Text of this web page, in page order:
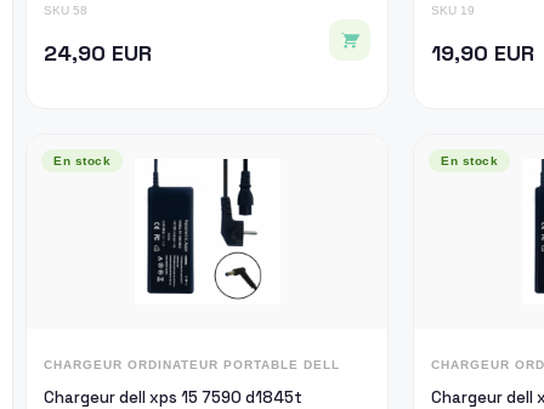
SKU 58
24,90 EUR
SKU 19
19,90 EUR
En stock
CHARGEUR ORDINATEUR PORTABLE DELL
Chargeur dell xps 15 7590 d1845t
En stock
CHARGEUR
Chargeur dell